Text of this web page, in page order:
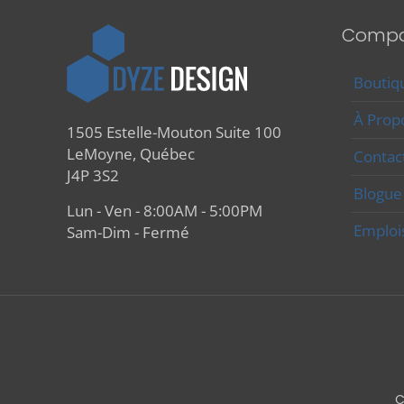
1505 Estelle-Mouton Suite 100
LeMoyne, Québec
J4P 3S2
Lun - Ven - 8:00AM - 5:00PM
Sam-Dim - Fermé
À
Blogue